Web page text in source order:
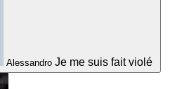
Alessandro Je me suis fait violé